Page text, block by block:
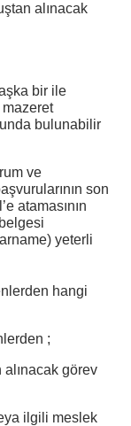
alınacak
bir ile
mazeret
bulunabilir
ve
son
atamasının
yeterli
hangi
;
görev
ilgili meslek